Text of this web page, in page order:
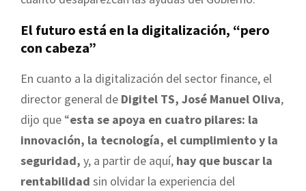
El futuro está en la digitalización, “pero
con cabeza”
En cuanto a la digitalización del sector finance, el
director general de Digitel TS, José Manuel Oliva,
dijo que “esta se apoya en cuatro pilares: la
innovación, la tecnología, el cumplimiento y la
seguridad, y, a partir de aquí, hay que buscar la
rentabilidad sin olvidar la experiencia del